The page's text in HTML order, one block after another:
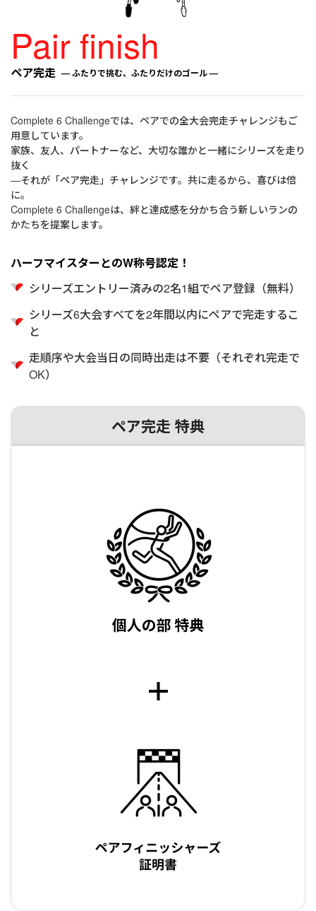
Pair finish
ペア完走 ― ふたりで挑む、ふたりだけのゴール ―​
Complete 6 Challengeでは、ペアでの全大会完走チャレンジもご
用意しています。
家族、友人、パートナーなど、大切な誰かと一緒にシリーズを走り
抜く
―それが「ペア完走」チャレンジです。共に走るから、喜びは倍
に。
Complete 6 Challengeは、絆と達成感を分かち合う新しいランの
かたちを提案します。
ハーフマイスターとのW称号認定！​
シリーズエントリー済みの2名1組でペア登録（無料）
シリーズ6大会すべてを2年間以内にペアで完走するこ
と
走順序や大会当日の同時出走は不要（それぞれ完走で
OK）
ペア完走 特典
+